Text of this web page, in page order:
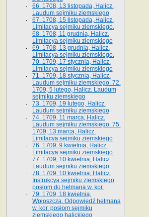
66. 1708, 13 listopada, Halicz.
Laudum sejmiku ziemskiego
67. 1708, 15 listopada, Halicz.
Limitacya sejmiku ziemskiego.
68. 1708, 11 grudnia, Halicz.
Limitacya sejmiku ziemskiego
69. 1708, 13 grudnia, Halicz.
Limitacya sejmiku ziemskiego.
70. 1709, 17 stycznia, Halicz.
Limitacya sejmiku ziemskiego
71. 1709, 18 stycznia, Halicz.
Laudum sejmiku ziemskiego. 72.
1709, 5 lutego, Halicz. Laudum
sejmiku ziemskiego
73. 1709, 19 lutego, Halicz.
Laudum sejmiku ziemskiego
74. 1709, 11 marca, Halicz.
Laudum sejmiku ziemskiego. 75.
1709, 13 marca, Halicz.
Limitacya sejmiku ziemskiego
76. 1709, 9 kwietnia, Halicz.
Limitacya sejmiku ziemskiego.
77. 1709, 10 kwietnia, Halicz.
Laudum sejmiku ziemskiego
78. 1709, 10 kwietnia, Halicz.
Instrukcya sejmiku ziemskiego
posłom do hetmana w. kor.
79. 1709, 18 kwietnia,
Wołoszcza. Odpowiedź hetmana
w. kor. posłom sejmiku
ziemskiego halickiego